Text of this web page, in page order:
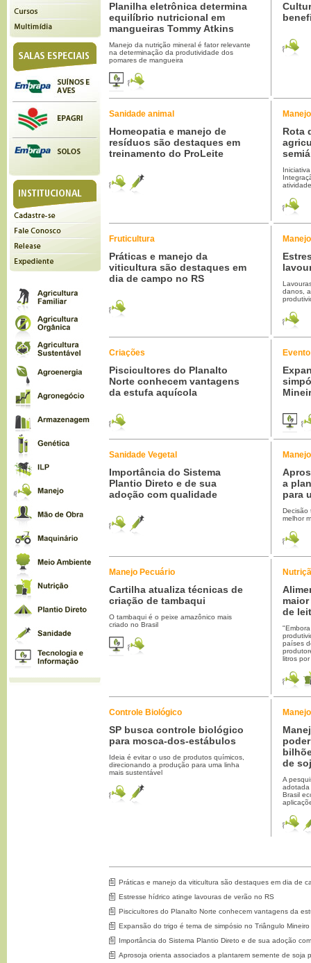
Planilha eletrônica determina
equilíbrio nutricional em
mangueiras Tommy Atkins
Manejo da nutrição mineral é fator relevante
na determinação da produtividade dos
pomares de mangueira
Sanidade animal
Homeopatia e manejo de
resíduos são destaques em
treinamento do ProLeite
Rota
Fruticultura
Práticas e manejo da
viticultura são destaques em
dia de campo no RS
danos,
Criações
Piscicultores do Planalto
Norte conhecem vantagens
da estufa aquícola
Evento
Sanidade Vegetal
Importância do Sistema
Plantio Direto e de sua
adoção com qualidade
Manejo
a
para
Decisão
melhor
Manejo Pecuário
Cartilha atualiza técnicas de
criação de tambaqui
O tambaqui é o peixe amazônico mais
criado no Brasil
de
países
litros
Controle Biológico
SP busca controle biológico
para mosca-dos-estábulos
Ideia é evitar o uso de produtos químicos,
direcionando a produção para uma linha
mais sustentável
de
A
adotada
Brasil
Práticas e manejo da viticultura são destaques em dia de
Estresse hídrico atinge lavouras de verão no RS
Piscicultores do Planalto Norte conhecem vantagens da
Expansão do trigo é tema de simpósio no Triângulo Mineiro
Importância do Sistema Plantio Direto e de sua adoção
Aprosoja orienta associados a plantarem semente de soja